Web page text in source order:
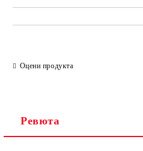
Оцени продукта
Ревюта